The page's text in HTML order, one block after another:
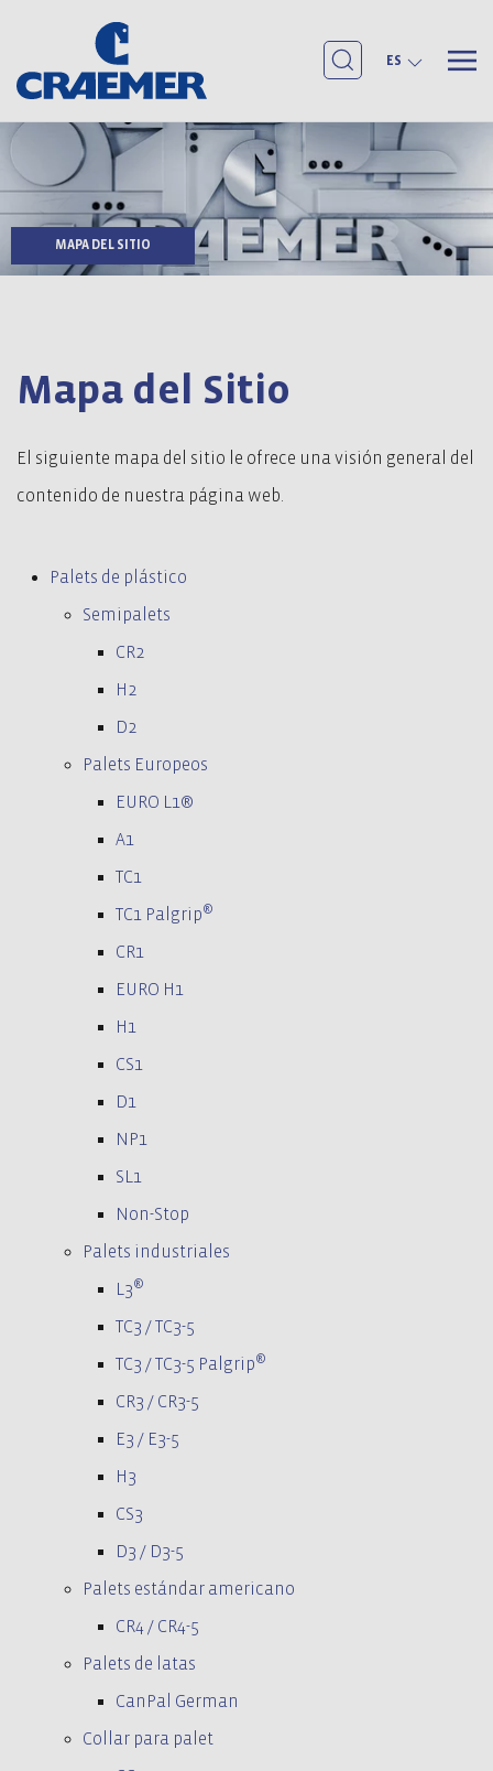
ES
MAPA DEL SITIO
Mapa del Sitio
El siguiente mapa del sitio le ofrece una visión general del
contenido de nuestra página web.
Palets de plástico
Semipalets
CR2
H2
D2
Palets Europeos
EURO L1®
A1
TC1
TC1 Palgrip®
CR1
EURO H1
H1
CS1
D1
NP1
SL1
Non-Stop
Palets industriales
L3®
TC3 / TC3-5
TC3 / TC3-5 Palgrip®
CR3 / CR3-5
E3 / E3-5
H3
CS3
D3 / D3-5
Palets estándar americano
CR4 / CR4-5
Palets de latas
CanPal German
Collar para palet